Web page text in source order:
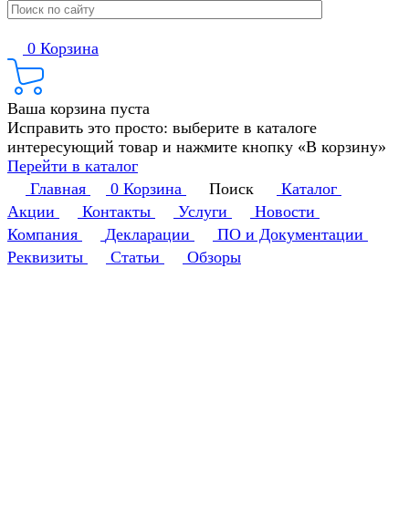
0 Корзина
Ваша корзина пуста
Исправить это просто: выберите в каталоге
интересующий товар и нажмите кнопку «В корзину»
Перейти в каталог
Главная
0 Корзина Поиск
Каталог
Акции
Контакты Услуги
Новости
Компания
Декларации
ПО и Документации
Реквизиты
Статьи Обзоры